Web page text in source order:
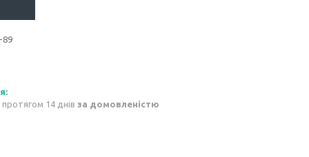
89
14 днів за домовленістю